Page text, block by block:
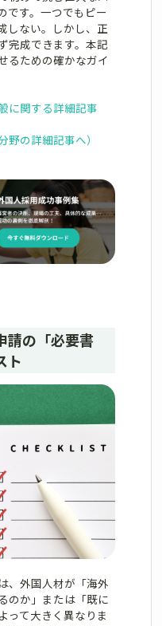
です。一つでもピー
しない。しかし、正
完成できます。本記
るための確かなガイ
に関する詳細記事
の詳細記事へ）
請の「必要書
ト
、外国人材が「海外
のか」または「既に
って大きく異なりま